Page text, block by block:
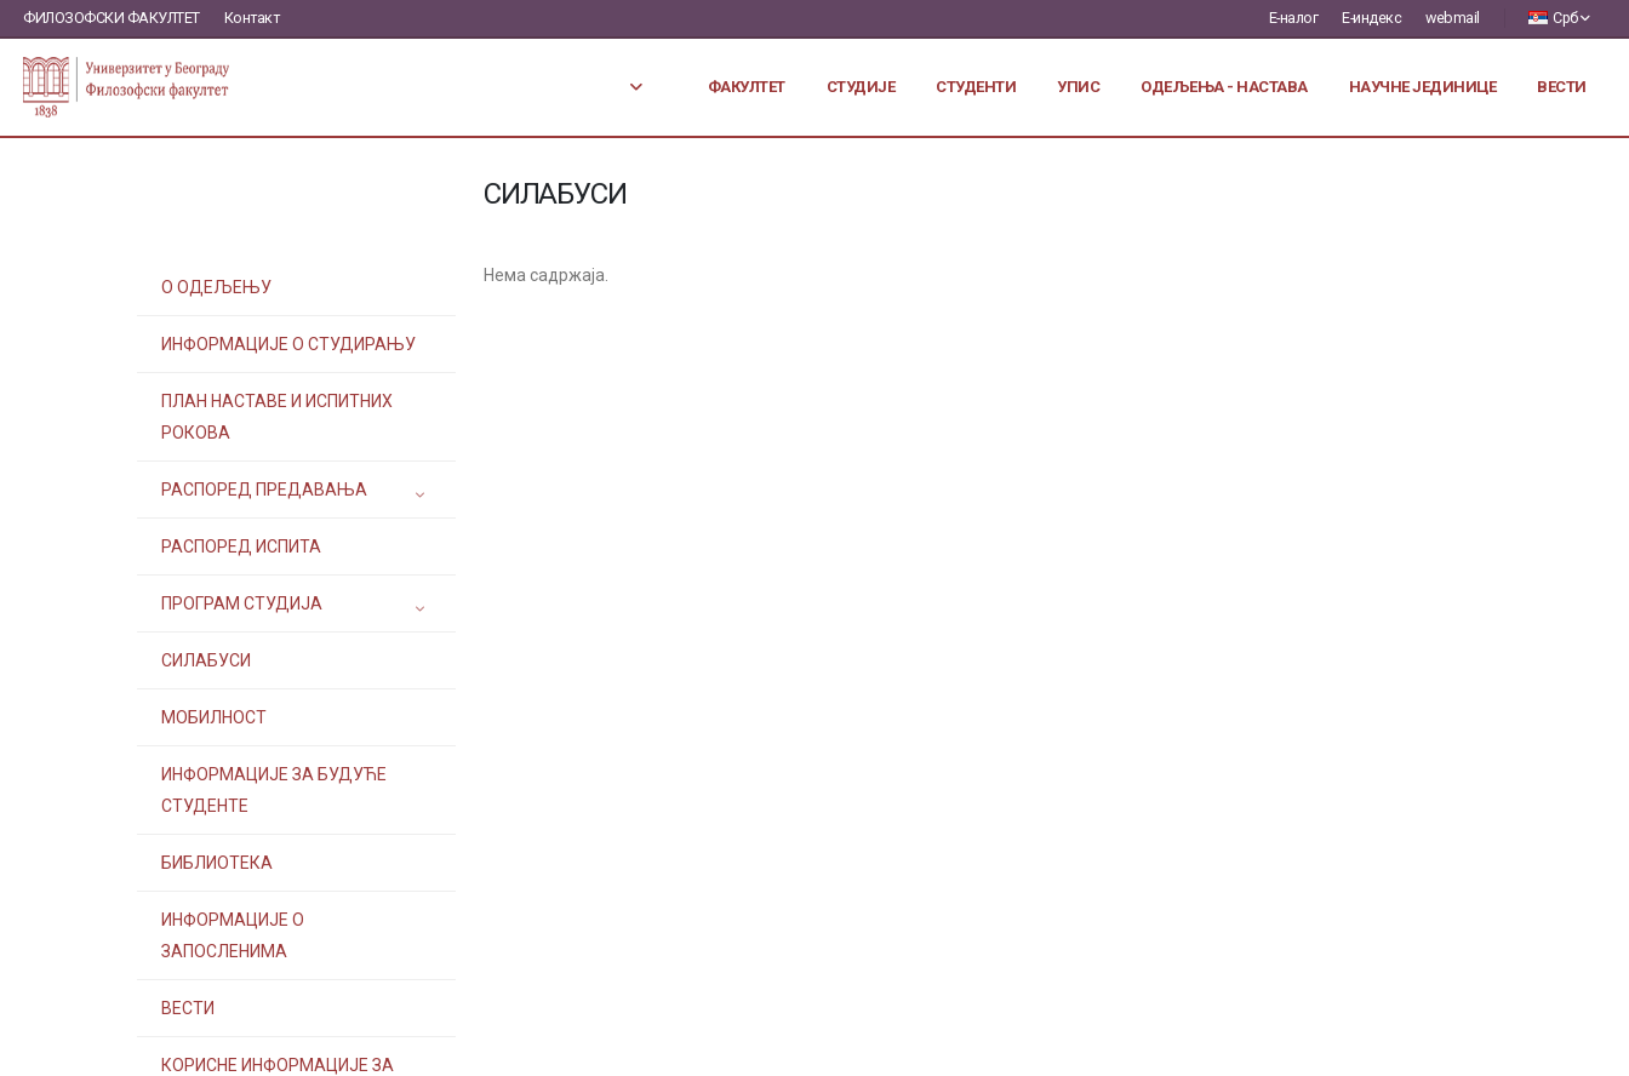
ФИЛОЗОФСКИ ФАКУЛТЕТ Контакт Е-налог Е-индекс webmail Срб
ФАКУЛТЕТ СТУДИЈЕ СТУДЕНТИ УПИС ОДЕЉЕЊА - НАСТАВА НАУЧНЕ ЈЕДИНИЦЕ ВЕСТИ
СИЛАБУСИ
О ОДЕЉЕЊУ
ИНФОРМАЦИЈЕ О СТУДИРАЊУ
ПЛАН НАСТАВЕ И ИСПИТНИХ
РОКОВА
РАСПОРЕД ПРЕДАВАЊА
РАСПОРЕД ИСПИТА
ПРОГРАМ СТУДИЈА
СИЛАБУСИ
МОБИЛНОСТ
ИНФОРМАЦИЈЕ ЗА БУДУЋЕ
СТУДЕНТЕ
БИБЛИОТЕКА
ИНФОРМАЦИЈЕ О
ЗАПОСЛЕНИМА
ВЕСТИ
КОРИСНЕ ИНФОРМАЦИЈЕ ЗА
Нема садржаја.